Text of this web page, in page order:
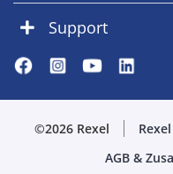
Support
©2026 Rexel
AGB &